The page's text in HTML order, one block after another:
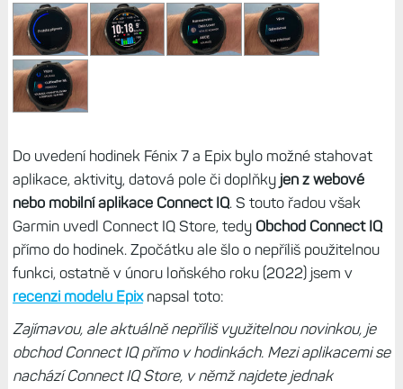
Do uvedení hodinek Fénix 7 a Epix bylo možné stahovat
aplikace, aktivity, datová pole či doplňky jen z webové
nebo mobilní aplikace Connect IQ. S touto řadou však
Garmin uvedl Connect IQ Store, tedy Obchod Connect IQ
přímo do hodinek. Zpočátku ale šlo o nepříliš použitelnou
funkci, ostatně v únoru loňského roku (2022) jsem v
recenzi modelu Epixnapsal toto:
Zajímavou, ale aktuálně nepříliš využitelnou novinkou, je
obchod Connect IQ přímo v hodinkách. Mezi aplikacemi se
nachází Connect IQ Store, v němž najdete jednak